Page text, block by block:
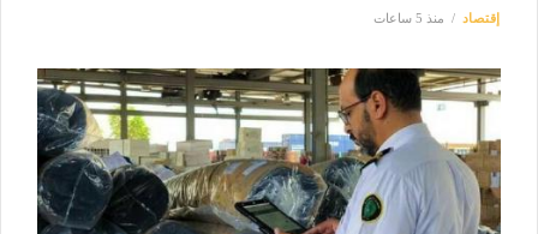
إقتصاد منذ 5 ساعات